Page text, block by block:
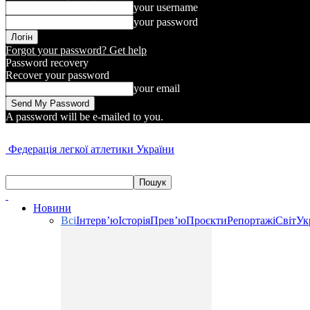
your username
your password
Forgot your password? Get help
Password recovery
Recover your password
your email
A password will be e-mailed to you.
Федерація легкої атлетики України
Новини
ВсіІнтерв’юІсторіяПрев’юПроєктиРепортажіСвіт